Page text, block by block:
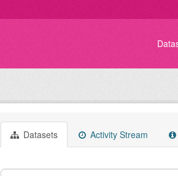
Datasets Activity Stream